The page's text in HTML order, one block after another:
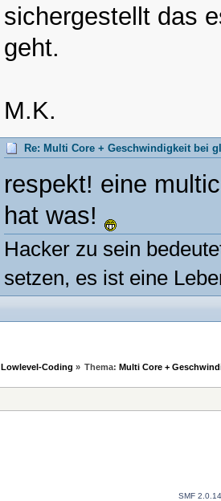
sichergestellt das
geht.
M.K.
Re: Multi Core + Geschwindigkeit bei
respekt! eine
hat was!
Hacker zu sein
setzen, es ist eine
Lowlevel-Coding » Thema:Multi Core +
SMF 2.0.14